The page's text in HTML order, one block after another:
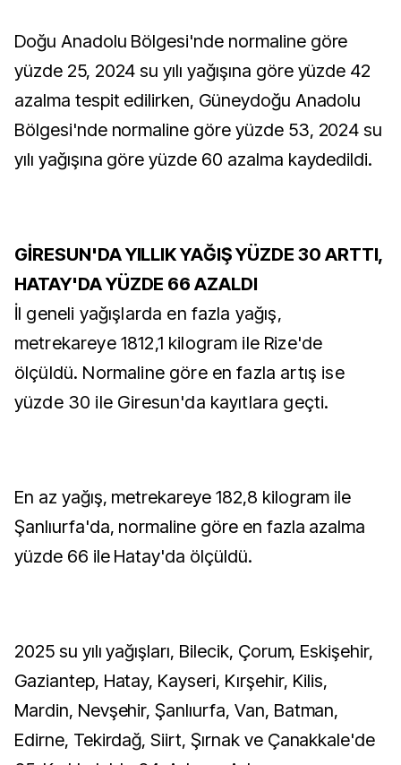
Doğu Anadolu Bölgesi'nde normaline göre
yüzde 25, 2024 su yılı yağışına göre yüzde 42
azalma tespit edilirken, Güneydoğu Anadolu
Bölgesi'nde normaline göre yüzde 53, 2024 su
yılı yağışına göre yüzde 60 azalma kaydedildi.
GİRESUN'DA YILLIK YAĞIŞ YÜZDE 30 ARTTI,
HATAY'DA YÜZDE 66 AZALDI
İl geneli yağışlarda en fazla yağış,
metrekareye 1812,1 kilogram ile Rize'de
ölçüldü. Normaline göre en fazla artış ise
yüzde 30 ile Giresun'da kayıtlara geçti.
En az yağış, metrekareye 182,8 kilogram ile
Şanlıurfa'da, normaline göre en fazla azalma
yüzde 66 ile Hatay'da ölçüldü.
2025 su yılı yağışları, Bilecik, Çorum, Eskişehir,
Gaziantep, Hatay, Kayseri, Kırşehir, Kilis,
Mardin, Nevşehir, Şanlıurfa, Van, Batman,
Edirne, Tekirdağ, Siirt, Şırnak ve Çanakkale'de